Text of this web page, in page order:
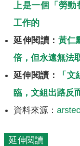
上是一個「勞動
工作的
延伸閱讀： 黃仁
倍，但永遠無法
延伸閱讀：
「
臨，文組出路反
資料來源：
延伸閱讀